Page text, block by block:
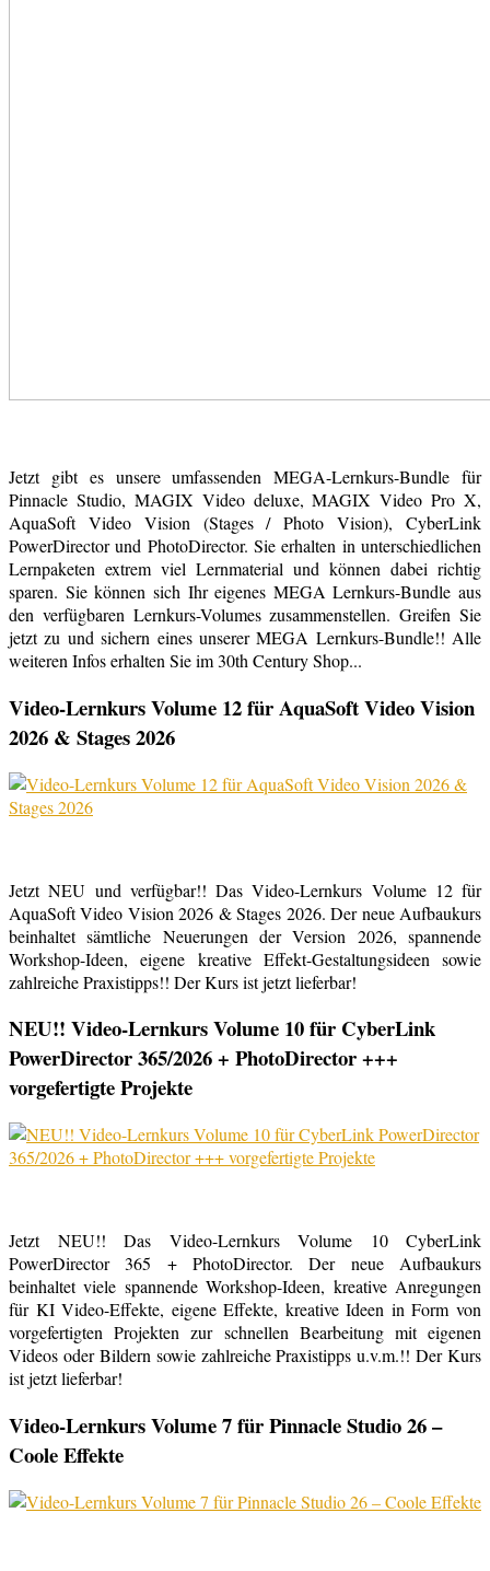
Jetzt gibt es unsere umfassenden MEGA-Lernkurs-Bundle für
Pinnacle Studio, MAGIX Video deluxe, MAGIX Video Pro X,
AquaSoft Video Vision (Stages / Photo Vision), CyberLink
PowerDirector und PhotoDirector. Sie erhalten in unterschiedlichen
Lernpaketen extrem viel Lernmaterial und können dabei richtig
sparen. Sie können sich Ihr eigenes MEGA Lernkurs-Bundle aus
den verfügbaren Lernkurs-Volumes zusammenstellen. Greifen Sie
jetzt zu und sichern eines unserer MEGA Lernkurs-Bundle!! Alle
weiteren Infos erhalten Sie im 30th Century Shop...
Video-Lernkurs Volume 12 für AquaSoft Video Vision
2026 & Stages 2026
Jetzt NEU und verfügbar!! Das Video-Lernkurs Volume 12 für
AquaSoft Video Vision 2026 & Stages 2026. Der neue Aufbaukurs
beinhaltet sämtliche Neuerungen der Version 2026, spannende
Workshop-Ideen, eigene kreative Effekt-Gestaltungsideen sowie
zahlreiche Praxistipps!! Der Kurs ist jetzt lieferbar!
NEU!! Video-Lernkurs Volume 10 für CyberLink
PowerDirector 365/2026 + PhotoDirector +++
vorgefertigte Projekte
Jetzt NEU!! Das Video-Lernkurs Volume 10 CyberLink
PowerDirector 365 + PhotoDirector. Der neue Aufbaukurs
beinhaltet viele spannende Workshop-Ideen, kreative Anregungen
für KI Video-Effekte, eigene Effekte, kreative Ideen in Form von
vorgefertigten Projekten zur schnellen Bearbeitung mit eigenen
Videos oder Bildern sowie zahlreiche Praxistipps u.v.m.!! Der Kurs
ist jetzt lieferbar!
Video-Lernkurs Volume 7 für Pinnacle Studio 26 –
Coole Effekte